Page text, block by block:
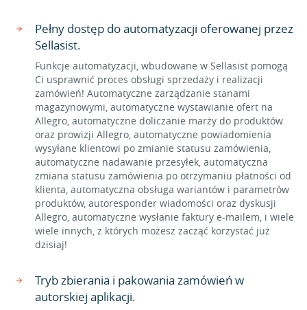
Pełny dostęp do automatyzacji oferowanej przez
Sellasist.
Funkcje automatyzacji, wbudowane w Sellasist pomogą
Ci usprawnić proces obsługi sprzedaży i realizacji
zamówień! Automatyczne zarządzanie stanami
magazynowymi, automatyczne wystawianie ofert na
Allegro, automatyczne doliczanie marży do produktów
oraz prowizji Allegro, automatyczne powiadomienia
wysyłane klientowi po zmianie statusu zamówienia,
automatyczne nadawanie przesyłek, automatyczna
zmiana statusu zamówienia po otrzymaniu płatności od
klienta, automatyczna obsługa wariantów i parametrów
produktów, autoresponder wiadomości oraz dyskusji
Allegro, automatyczne wysłanie faktury e-mailem, i wiele
wiele innych, z których możesz zacząć korzystać już
dzisiaj!
Tryb zbierania i pakowania zamówień w
autorskiej aplikacji.